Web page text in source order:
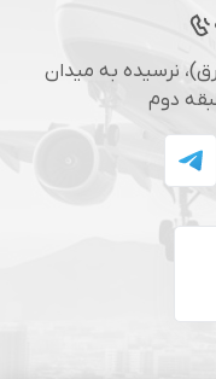
نرسیده به میدان